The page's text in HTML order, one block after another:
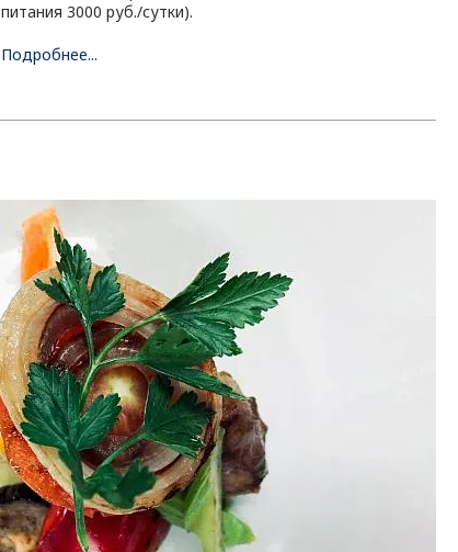
питания 3000 руб./сутки).
Подробнее...